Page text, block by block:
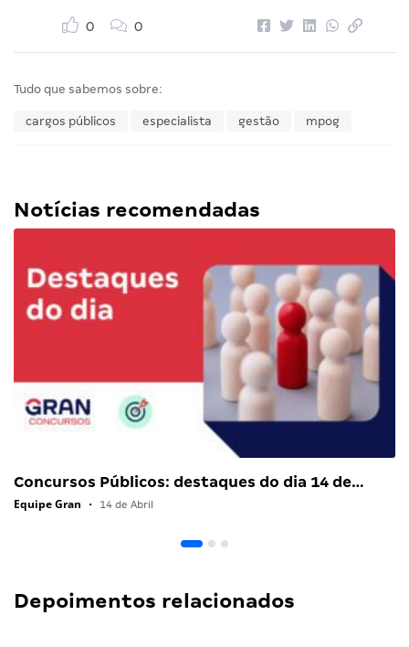
0 0
Tudo que sabemos sobre:
cargos públicos especialista gestão mpog
Notícias recomendadas
Concursos Públicos: destaques do dia 14 de…
Equipe Gran • 14 de Abril
Depoimentos relacionados